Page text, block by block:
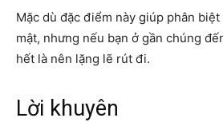
Mặc dù đặc điểm này giúp phân
mật, nhưng nếu bạn ở gần chúng
hết là nên lặng lẽ rút đi.
Lời khuyên